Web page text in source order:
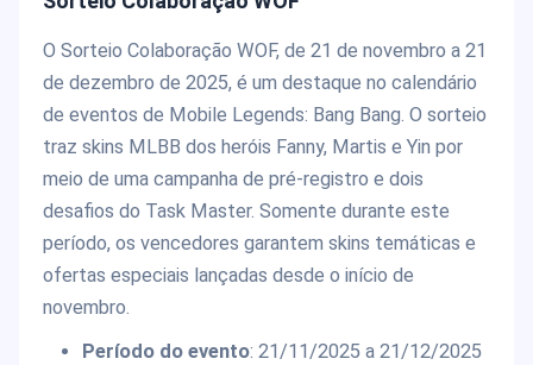
O Sorteio Colaboração WOF, de 21 de novembro a 21
de dezembro de 2025, é um destaque no calendário
de eventos de Mobile Legends: Bang Bang. O sorteio
traz skins MLBB dos heróis Fanny, Martis e Yin por
meio de uma campanha de pré-registro e dois
desafios do Task Master. Somente durante este
período, os vencedores garantem skins temáticas e
ofertas especiais lançadas desde o início de
novembro.
Período do evento: 21/11/2025 a 21/12/2025